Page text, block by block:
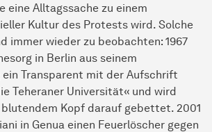
eine Alltagssache zu einem
Kultur des Protests wird. Solche
immer wieder zu beobachten: 1967
in Berlin aus seinem
ein Transparent mit der Aufschrift
Teheraner Universität« und wird
Kopf darauf gebettet. 2001
in Genua einen Feuerlöscher gegen